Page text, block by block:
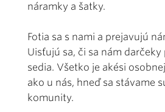
náramky a šatky.
Fotia sa s nami a prejavujú
Uisťujú sa, či sa nám darčeky
sedia. Všetko je akési
ako u nás, hneď sa stávame
komunity.